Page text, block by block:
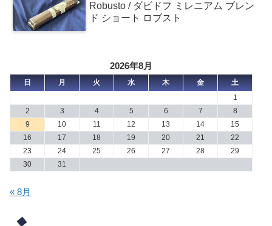
Robusto / ダビドフ ミレニアム ブレン
ド ショート ロブスト
2026年8月
日 月 火 水 木 金
土
1
2
3 4 5 6 7
8
9
10 11 12 13 14
15
16
17 18 19 20 21
22
23
24 25 26 27 28
29
30
31
« 8月